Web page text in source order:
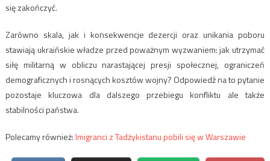
się zakończyć.
Zarówno skala, jak i konsekwencje dezercji oraz unikania poboru
stawiają ukraińskie władze przed poważnym wyzwaniem: jak utrzymać
siłę militarną w obliczu narastającej presji społecznej, ograniczeń
demograficznych i rosnących kosztów wojny? Odpowiedź na to pytanie
pozostaje kluczowa dla dalszego przebiegu konfliktu ale także
stabilności państwa.
Polecamy również:Imigranci z Tadżykistanu pobili się w Warszawie